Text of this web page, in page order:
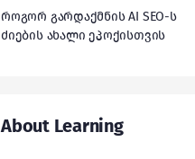
როგორ გარდაქმნის AI SEO-ს
ძიების ახალი ეპოქისთვის
About Learning